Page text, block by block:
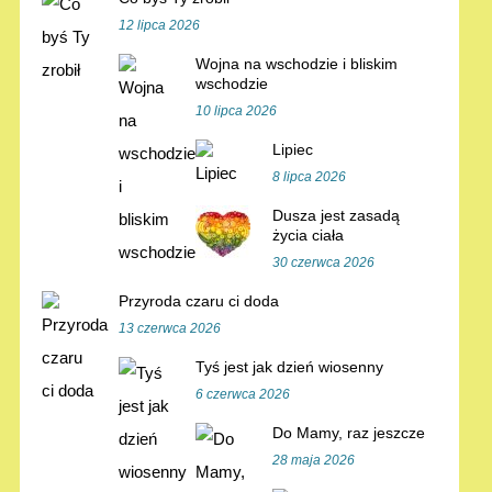
12 lipca 2026
Wojna na wschodzie i bliskim
wschodzie
10 lipca 2026
Lipiec
8 lipca 2026
Dusza jest zasadą
życia ciała
30 czerwca 2026
Przyroda czaru ci doda
13 czerwca 2026
Tyś jest jak dzień wiosenny
6 czerwca 2026
Do Mamy, raz jeszcze
28 maja 2026